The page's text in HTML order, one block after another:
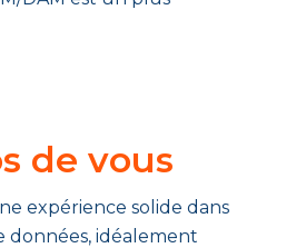
de vous
expérience solide dans
données, idéalement